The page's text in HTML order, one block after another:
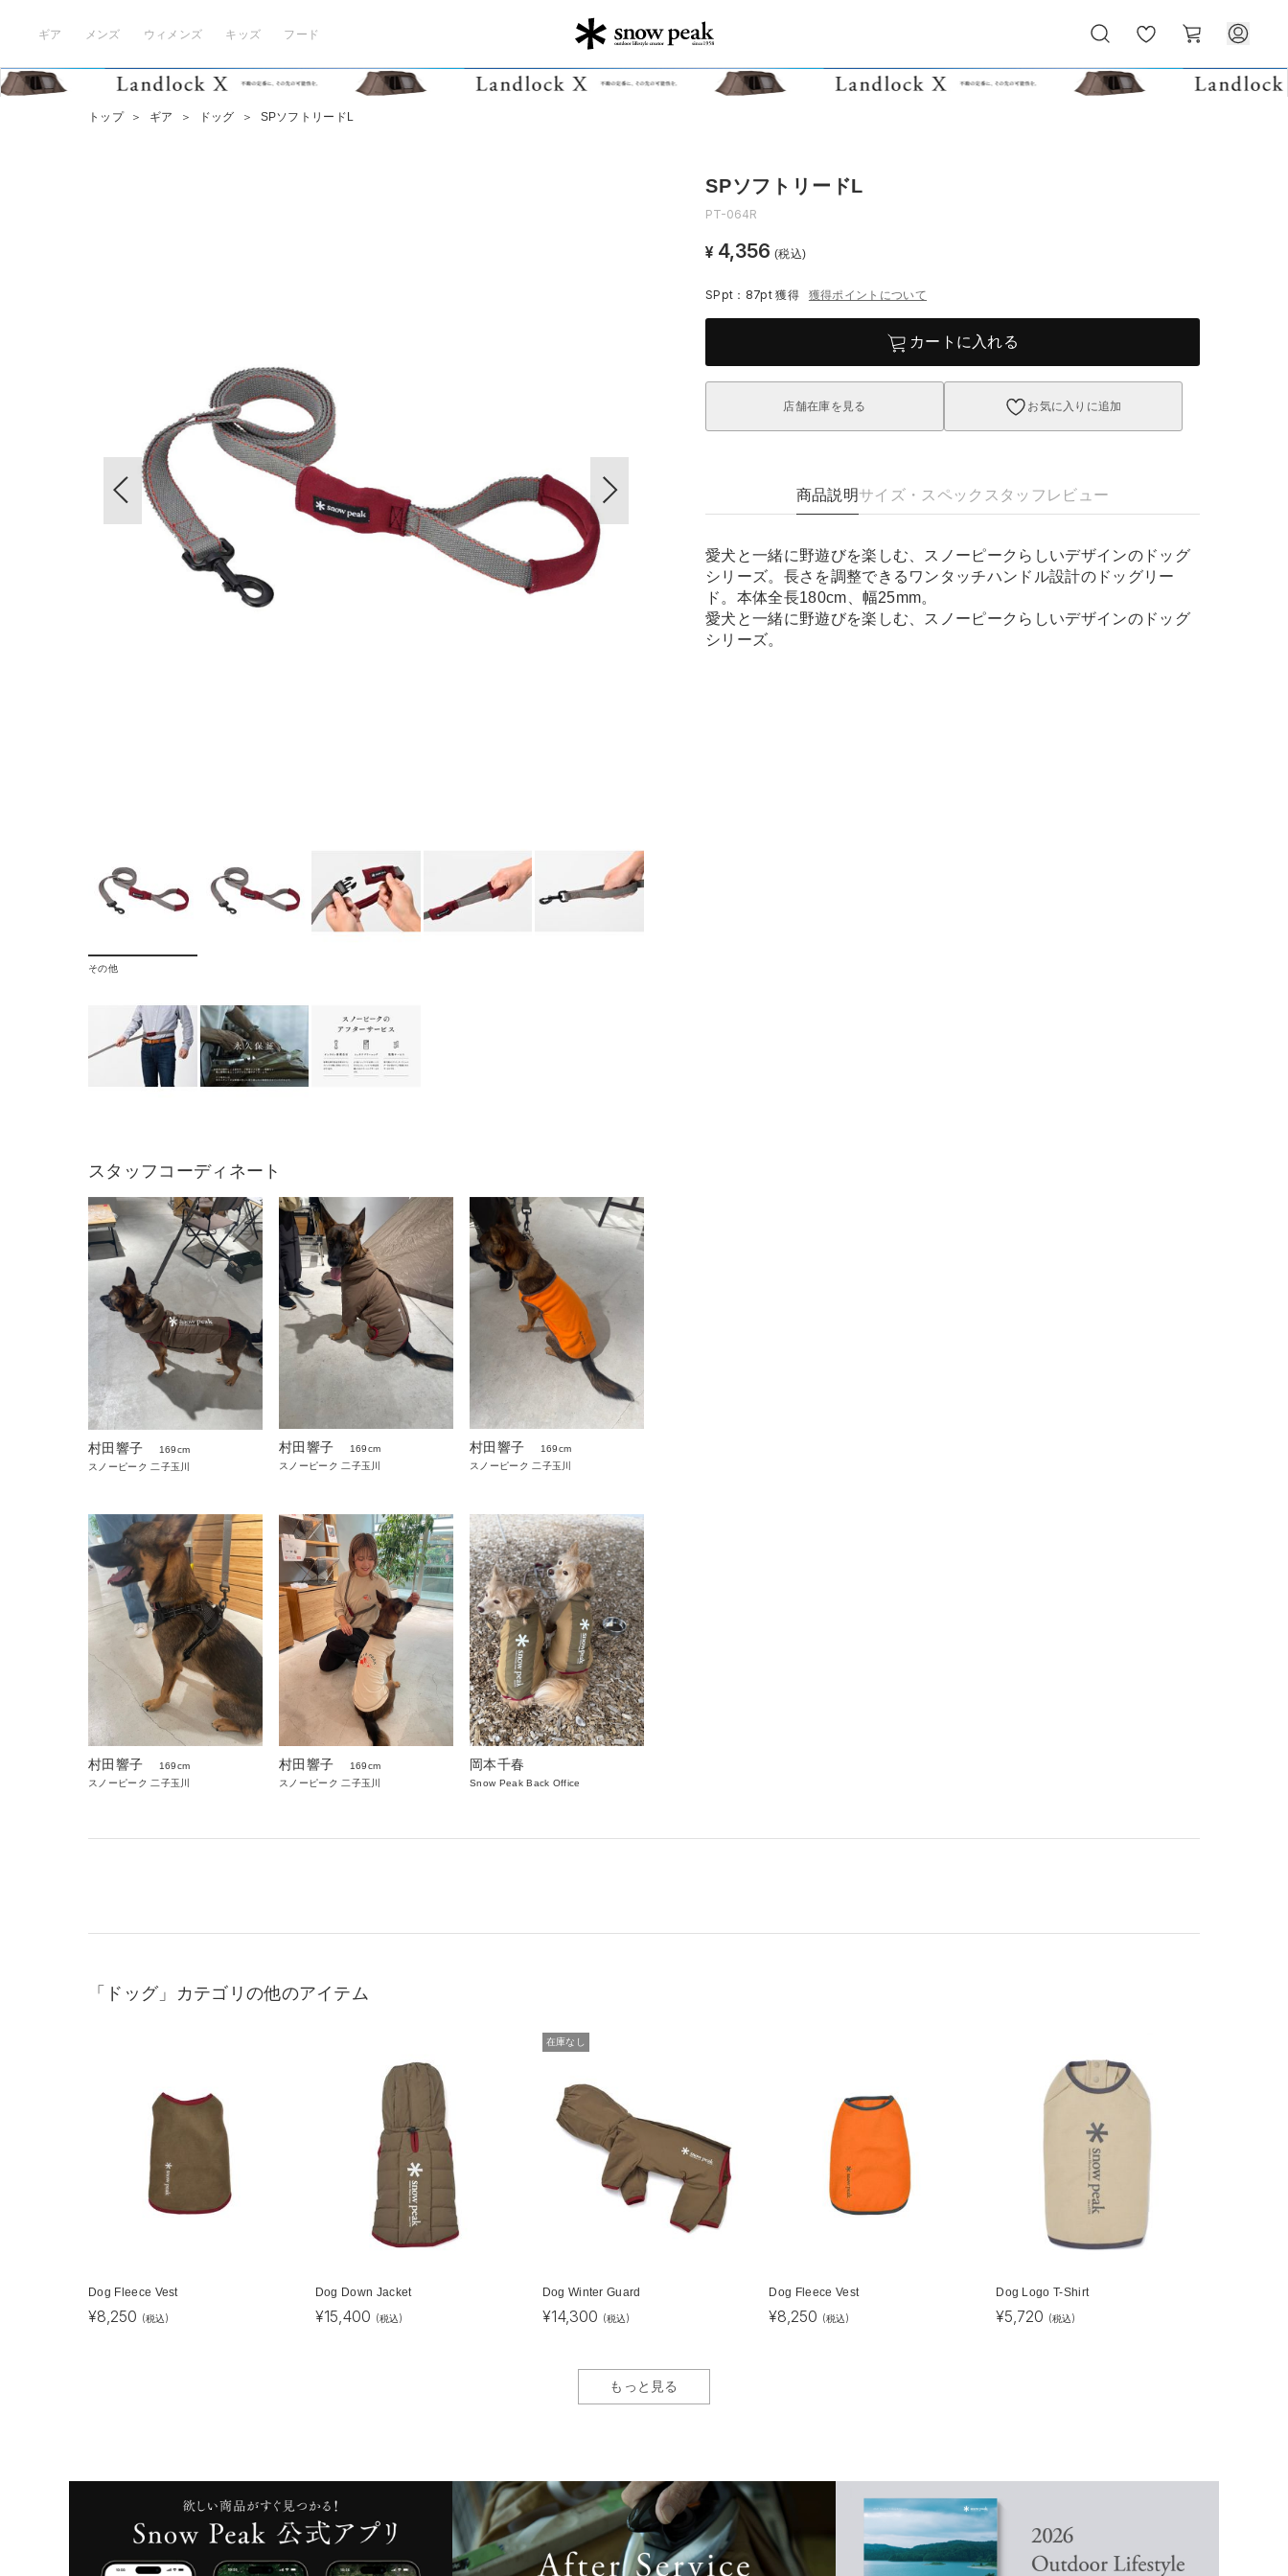
ギア メンズ ウィメンズ キッズ フード
気
に
ー
ト
トップ ＞ ギア ＞ ドッグ ＞ SPソフトリードL
その他
SPソフトリードL
PT-064R
¥ 4,356 (税込)
SPpt：87pt獲得 獲得ポイントについて
カートに入れる
店舗在庫を見る お気に入りに追加
商品説明サイズ・スペック スタッフレビュー
愛犬と一緒に野遊びを楽しむ、スノーピークらしいデザインのドッグ
シリーズ。長さを調整できるワンタッチハンドル設計のドッグリー
ド。本体全長180cm、幅25mm。
愛犬と一緒に野遊びを楽しむ、スノーピークらしいデザインのドッグ
シリーズ。
スタッフコーディネート
村田響子
169cm
スノーピーク 二子玉川
村田響子
169cm
スノーピーク 二子玉川
村田響子
169cm
スノーピーク 二子玉川
村田響子
169cm
スノーピーク 二子玉川
村田響子
169cm
スノーピーク 二子玉川
岡本千春
Snow Peak Back Office
「ドッグ」カテゴリの他のアイテム
Dog Fleece Vest
¥8,250 (税込)
Dog Down Jacket
¥15,400 (税込)
在庫なし
Dog Winter Guard
¥14,300 (税込)
Dog Fleece Vest
¥8,250 (税込)
Dog Logo T-Shirt
¥5,720 (税込)
もっと見る